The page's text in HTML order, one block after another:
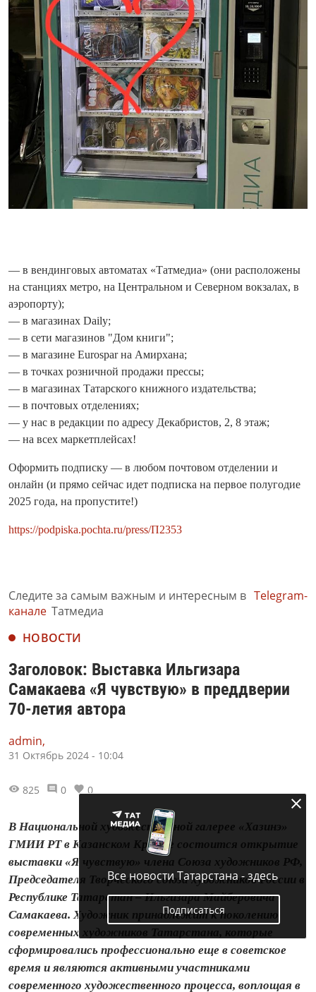
— в вендинговых автоматах «Татмедиа» (они расположены
на станциях метро, на Центральном и Северном вокзалах, в
аэропорту);
— в магазинах Daily;
— в сети магазинов "Дом книги";
— в магазине Eurospar на Амирхана;
— в точках розничной продажи прессы;
— в магазинах Татарского книжного издательства;
— в почтовых отделениях;
— у нас в редакции по адресу Декабристов, 2, 8 этаж;
— на всех маркетплейсах!
Оформить подписку — в любом почтовом отделении и
онлайн (и прямо сейчас идет подписка на первое полугодие
2025 года, на пропустите!)
https://podpiska.pochta.ru/press/П2353
Следите за самым важным и интересным в Telegram-
канале Татмедиа
НОВОСТИ
Заголовок: Выставка Ильгизара
Самакаева «Я чувствую» в преддверии
70-летия автора
admin,
31 Октябрь 2024 - 10:04
825 0 0
В Национальной художественной галерее «Хазинэ»
ГМИИ РТ в Казанском Кремле состоится открытие
выставки «Я чувствую» члена Союза художников РФ,
Председателя Творческого союза художников России в
Республике Татарстан – Ильгизара Майберовича
Самакаева. Художник принадлежит к поколению
современных художников Татарстана, которые
сформировались профессионально еще в советское
время и являются активными участниками
современного художественного процесса, воплощая в
Все новости Татарстана - здесь
Подписаться